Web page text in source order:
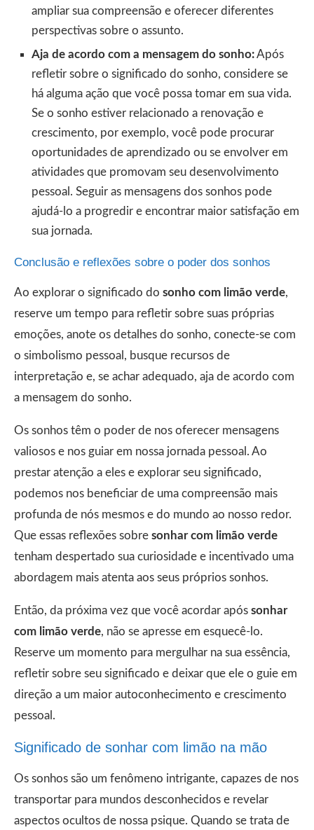
ampliar sua compreensão e oferecer diferentes
perspectivas sobre o assunto.
Aja de acordo com a mensagem do sonho:Após
refletir sobre o significado do sonho, considere se
há alguma ação que você possa tomar em sua vida.
Se o sonho estiver relacionado a renovação e
crescimento, por exemplo, você pode procurar
oportunidades de aprendizado ou se envolver em
atividades que promovam seu desenvolvimento
pessoal. Seguir as mensagens dos sonhos pode
ajudá-lo a progredir e encontrar maior satisfação em
sua jornada.
Conclusão e reflexões sobre o poder dos sonhos
Ao explorar o significado do sonho com limão verde,
reserve um tempo para refletir sobre suas próprias
emoções, anote os detalhes do sonho, conecte-se com
o simbolismo pessoal, busque recursos de
interpretação e, se achar adequado, aja de acordo com
a mensagem do sonho.
Os sonhos têm o poder de nos oferecer mensagens
valiosos e nos guiar em nossa jornada pessoal. Ao
prestar atenção a eles e explorar seu significado,
podemos nos beneficiar de uma compreensão mais
profunda de nós mesmos e do mundo ao nosso redor.
Que essas reflexões sobre sonhar com limão verde
tenham despertado sua curiosidade e incentivado uma
abordagem mais atenta aos seus próprios sonhos.
Então, da próxima vez que você acordar após sonhar
com limão verde, não se apresse em esquecê-lo.
Reserve um momento para mergulhar na sua essência,
refletir sobre seu significado e deixar que ele o guie em
direção a um maior autoconhecimento e crescimento
pessoal.
Significado de sonhar com limão na mão
Os sonhos são um fenômeno intrigante, capazes de nos
transportar para mundos desconhecidos e revelar
aspectos ocultos de nossa psique. Quando se trata de